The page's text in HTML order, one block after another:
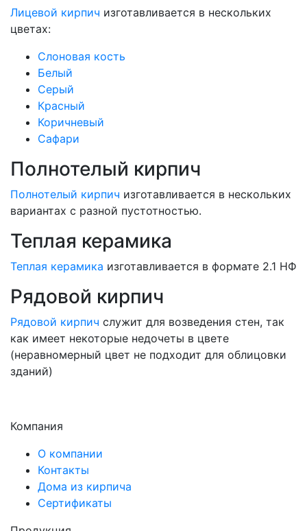
Лицевой кирпич изготавливается в нескольких
цветах:
Слоновая кость
Белый
Серый
Красный
Коричневый
Сафари
Полнотелый кирпич
Полнотелый кирпич изготавливается в нескольких
вариантах с разной пустотностью.
Теплая керамика
Теплая керамика изготавливается в формате 2.1 НФ
Рядовой кирпич
Рядовой кирпич служит для возведения стен, так
как имеет некоторые недочеты в цвете
(неравномерный цвет не подходит для облицовки
зданий)
Компания
О компании
Контакты
Дома из кирпича
Сертификаты